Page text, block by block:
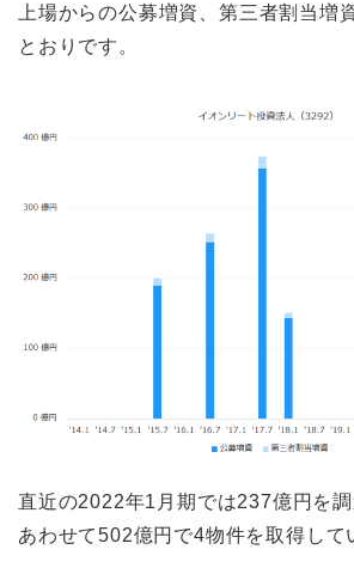
上場からの公募増資、第三者割当増
とおりです。
直近の2022年1月期では237億円を
あわせて502億円で4物件を取得して